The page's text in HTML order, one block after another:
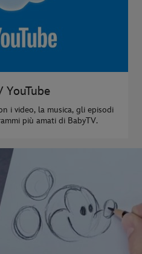
YouTube
i video, la musica, gli episodi
più amati di BabyTV.